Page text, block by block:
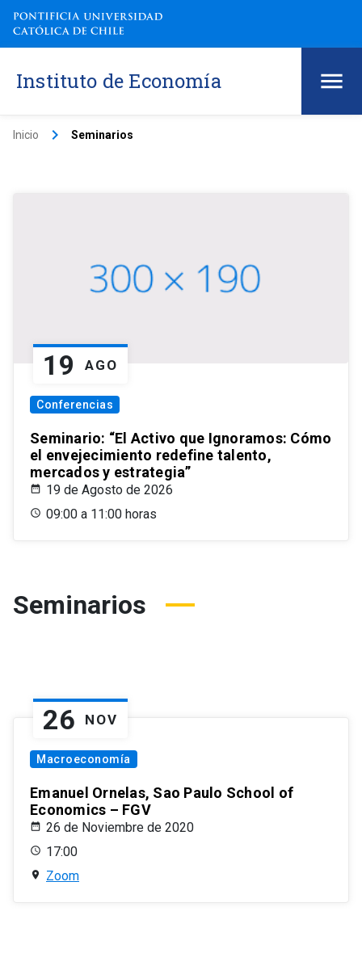
Instituto de Economía
Inicio keyboard_arrow_right Seminarios
19 AGO
Conferencias
Seminario: “El Activo que Ignoramos: Cómo
el envejecimiento redefine talento,
mercados y estrategia”
19 de Agosto de 2026
09:00 a 11:00 horas
Seminarios
26 NOV
Macroeconomía
Emanuel Ornelas, Sao Paulo School of
Economics – FGV
26 de Noviembre de 2020
17:00
Zoom